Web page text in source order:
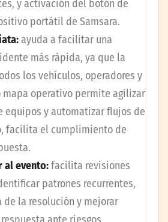
y activación del botón de
portátil de Samsara.
ayuda a facilitar una
más rápida, ya que la
los vehículos, operadores y
mapa operativo permite agilizar
equipos y automatizar flujos de
facilita el cumplimiento de
al evento:facilita revisiones
patrones recurrentes,
de la resolución y mejorar